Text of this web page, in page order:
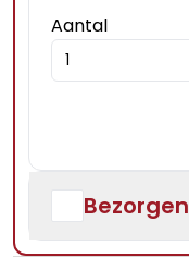
Aantal
Bezorgen